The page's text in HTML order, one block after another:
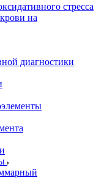
стресса
на
диагностики